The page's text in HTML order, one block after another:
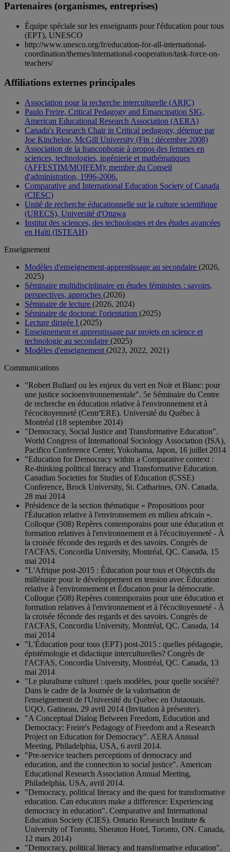
Partenaires (organismes, entreprises)
Équipe spéciale sur les enseignants pour l'éducation pour tous
(EPT), UNESCO
http://www.unesco.org/fr/education-for-all-international-
coordination/themes/international-cooperation/task-force-on-
teachers/
Affiliations externes principales
Association pour la recherche interculturelle (ARIC)
Paulo Freire, Critical Pedagogy and Emancipation SIG,
American Educational Research Association (AERA)
Canada's Research Chair in Critical pedagogy, détenue par
Joe Kincheloe, McGill University (Fin : décembre 2008)
Association de la francophonie à propos des femmes en
sciences, technologies, ingénierie et mathématiques
(AFFESTIM/MOIFEM); membre du Conseil
d'administration, 1996-2006.
Comparative and International Education Society of Canada
(CIESC)
Unité de recherche éducationnelle sur la culture scientifique
(URECS), Université d'Ottawa
Institut des sciences, des technologies et des études avancées
en Haïti (ISTEAH)
Enseignement
Modèles d'enseignement-apprentissage au secondaire (2026,
2025)
Séminaire multidisciplinaire en études féministes : savoirs,
perspectives, approches (2026)
Séminaire de lecture (2026, 2024)
Séminaire de doctorat: l'orientation (2025)
Lecture dirigée I (2025)
Enseignement et apprentissage par projets en science et
technologie au secondaire (2025)
Modèles d'enseignement (2023, 2022, 2021)
Communications
"Robert Bullard ou les enjeux du vert en Noir et Blanc: pour
une justice socioenvironnementale". 5e Séminaire du Centre
de recherche en éducation relative à l'environnement et à
l'écocitoyenneté (Centr'ERE). Université du Québec à
Montréal (18 septembre 2014)
"Democracy, Social Justice and Transformative Education".
World Congress of International Sociology Association (ISA),
Pacifico Conference Center, Yokohama, Japon, 16 juillet 2014
"Education for Democracy within a Comparative context :
Re-thinking political literacy and Transformative Education.
Canadian Societies for Studies of Education (CSSE)
Conference, Brock University, St. Catharines, ON. Canada,
28 mai 2014
Présidence de la section thématique « Propositions pour
l'Éducation relative à l'environnement en milieu africain ».
Colloque (508) Repères contemporains pour une éducation et
formation relatives à l'environnement et à l'écocitoyenneté - À
la croisée féconde des regards et des savoirs. Congrès de
l'ACFAS, Concordia University, Montréal, QC. Canada, 15
mai 2014
"L'Afrique post-2015 : Éducation pour tous et Objectifs du
millénaire pour le développement en tension avec Éducation
relative à l'environnement et Éducation pour la démocratie.
Colloque (508) Repères contemporains pour une éducation et
formation relatives à l'environnement et à l'écocitoyenneté - À
la croisée féconde des regards et des savoirs. Congrès de
l'ACFAS, Concordia University, Montréal, QC. Canada, 14
mai 2014
"L'Éducation pour tous (EPT) post-2015 : quelles pédagogie,
épistémologie et didactique interculturelles? Congrès de
l'ACFAS, Concordia University, Montréal, QC. Canada, 13
mai 2014
"Le pluralisme culturel : quels modèles, pour quelle société?
Dans le cadre de la Journée de la valorisation de
l'enseignement de l'Université du Québec en Outaouais.
UQO, Gatineau, 29 avril 2014 (Invitation à présenter).
"A Conceptual Dialog Between Freedom, Education and
Democracy: Freire's Pedagogy of Freedom and a Research
Project on Education for Democracy". AERA Annual
Meeting, Philadelphia, USA, 6 avril 2014.
"Pre-service teachers perceptions of democracy and
education, and the connection to social justice". American
Educational Research Association Annual Meeting,
Philadelphia, USA, avril 2014.
"Democracy, political literacy and the quest for transformative
education. Can educators make a difference: Experiencing
democracy in education". Comparative and International
Education Society (CIES). Ontario Research Institute &
University of Toronto, Sheraton Hotel, Toronto, ON. Canada,
12 mars 2014)
"Democracy, political literacy and transformative education".